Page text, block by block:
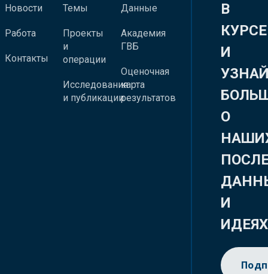
Новости
Работа
Контакты
Темы
Проекты
и
операции
Исследования
и публикации
Данные
Академия
ГВБ
Оценочная
карта
результатов
В
КУРСЕ
И
О
И
ИДЕЯХ